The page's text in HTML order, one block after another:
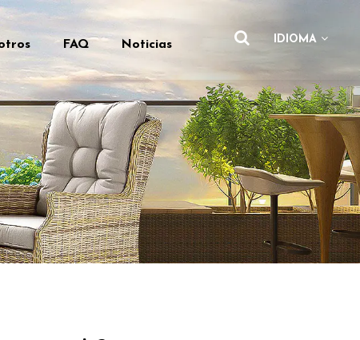
IDIOMA
FAQ Noticias